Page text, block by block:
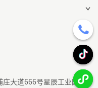
大道666号星辰工业园